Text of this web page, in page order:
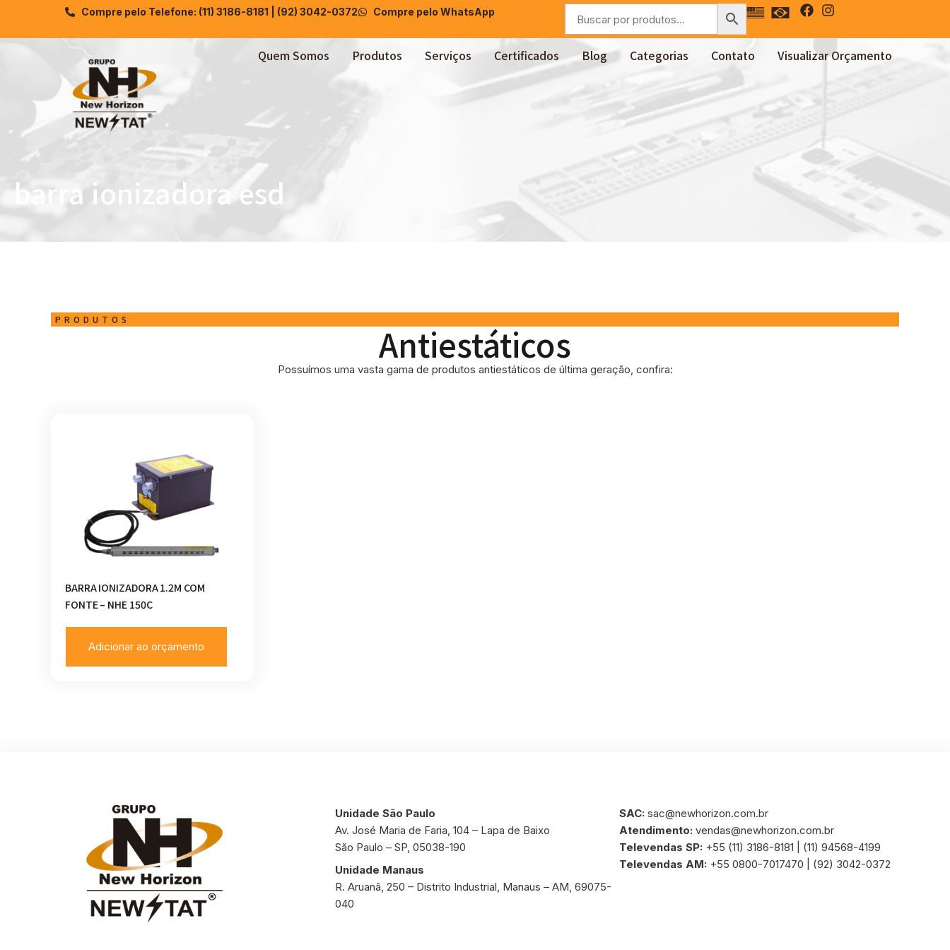
Compre pelo Telefone: (11) 3186-8181 | (92) 3042-0372 Compre pelo WhatsApp
Quem Somos Produtos Serviços Certificados Blog Categorias Contato Visualizar Orçamento
barra ionizadora esd
PRODUTOS
Antiestáticos
Possuímos uma vasta gama de produtos antiestáticos de última geração, confira:
BARRA IONIZADORA 1.2M COM
FONTE – NHE 150C
Adicionar ao orçamento
Unidade São Paulo
Av. José Maria de Faria, 104 – Lapa de Baixo
São Paulo – SP, 05038-190
Unidade Manaus
R. Aruanã, 250 – Distrito Industrial, Manaus – AM, 69075-
040
SAC: sac@newhorizon.com.br
Atendimento: vendas@newhorizon.com.br
Televendas SP: +55 (11) 3186-8181 | (11) 94568-4199
Televendas AM: +55 0800-7017470 | (92) 3042-0372